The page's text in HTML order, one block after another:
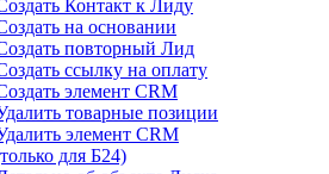
Контакт к Лиду
на основании
повторный Лид
ссылку на оплату
элемент CRM
товарные позиции
элемент CRM
для Б24)